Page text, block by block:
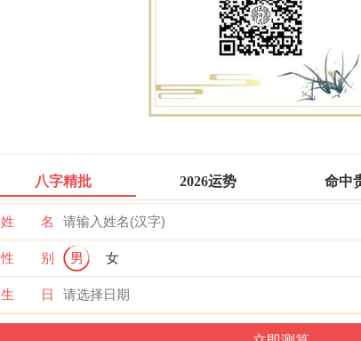
八字精批 2026运势 命中
姓 名
性 别 男 女
生 日